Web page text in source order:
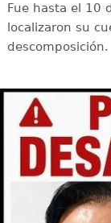
Fue hasta el 10
localizaron su
descomposición.